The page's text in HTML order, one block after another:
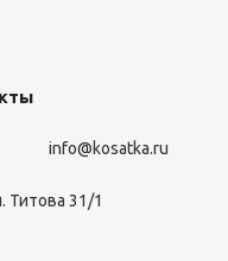
info@kosatka.ru
Титова 31/1